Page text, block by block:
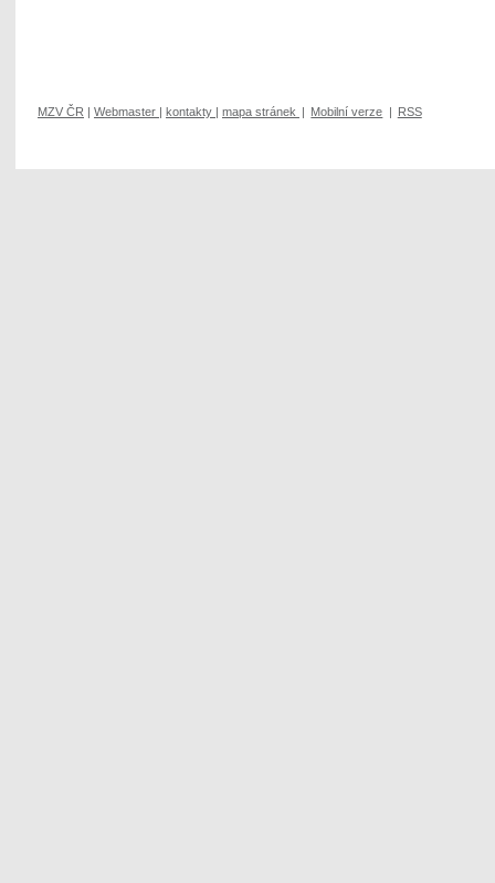
MZV ČR | Webmaster | kontakty | mapa stránek | Mobilní verze | RSS